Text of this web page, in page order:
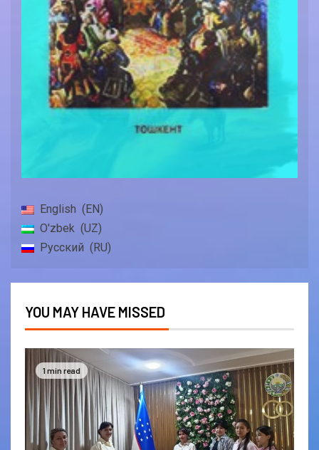
English
EN
O'zbek
UZ
Русский
RU
YOU MAY HAVE MISSED
1 min read